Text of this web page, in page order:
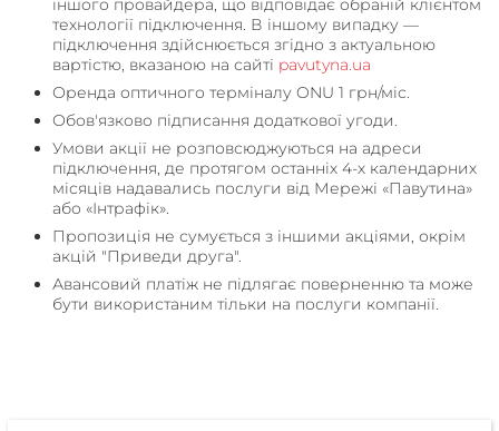
іншого провайдера, що відповідає обраній клієнтом
технології підключення. В іншому випадку —
підключення здійснюється згідно з актуальною
вартістю, вказаною на сайті pavutyna.ua
Оренда оптичного терміналу ONU 1 грн/міс.
Обов'язково підписання додаткової угоди.
Умови акції не розповсюджуються на адреси
підключення, де протягом останніх 4-х календарних
місяців надавались послуги від Мережі «Павутина»
або «Інтрафік».
Пропозиція не сумується з іншими акціями, окрім
акцій "Приведи друга".
Авансовий платіж не підлягає поверненню та може
бути використаним тільки на послуги компанії.